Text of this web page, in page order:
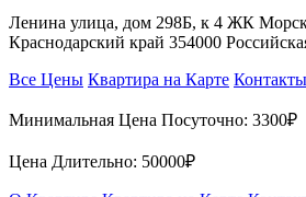
Ленина улица, дом 298Б, к 4 ЖК
Краснодарский край 354000
Все Цены Квартира на Карте Контакты
Минимальная Цена Посуточно: 3300₽
Цена Длительно: 50000₽